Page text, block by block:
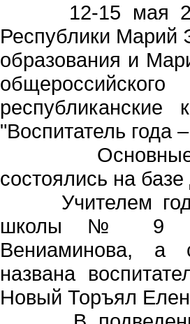
12-15 мая 2010
Республики Марий
образования и
"Воспитатель года
Основные
состоялись на
Учителем года
школы № 9
Вениаминова, а
названа
Новый Торъял